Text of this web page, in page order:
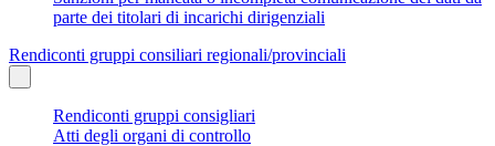
parte dei titolari di incarichi dirigenziali
Rendiconti gruppi consiliari regionali/provinciali
Rendiconti gruppi consigliari
Atti degli organi di controllo